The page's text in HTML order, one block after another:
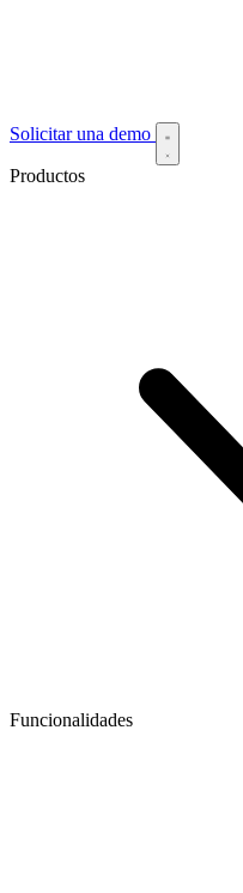
Solicitar una demo
Productos
Funcionalidades